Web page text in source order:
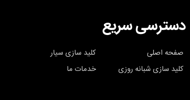
دسترسی سریع
صفحه اصلی
کلید سازی سیار
کلید سازی شبانه روزی
خدمات ما